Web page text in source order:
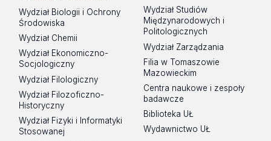
Wydział Biologii i Ochrony
Środowiska
Wydział Chemii
Wydział Ekonomiczno-
Socjologiczny
Wydział Filologiczny
Wydział Filozoficzno-
Historyczny
Wydział Fizyki i Informatyki
Stosowanej
Wydział Studiów
Międzynarodowych i
Politologicznych
Wydział Zarządzania
Filia w Tomaszowie
Mazowieckim
Centra naukowe i zespoły
badawcze
Biblioteka UŁ
Wydawnictwo UŁ